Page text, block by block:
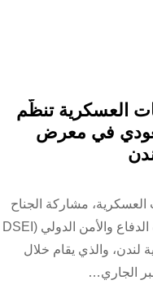
العسكرية تنظّم
في معرض
العسكرية، مشاركة الجناح
السعودي في معرض معدات الدفاع والأمن الدولي (DSEI
لندن، والذي يقام خلال